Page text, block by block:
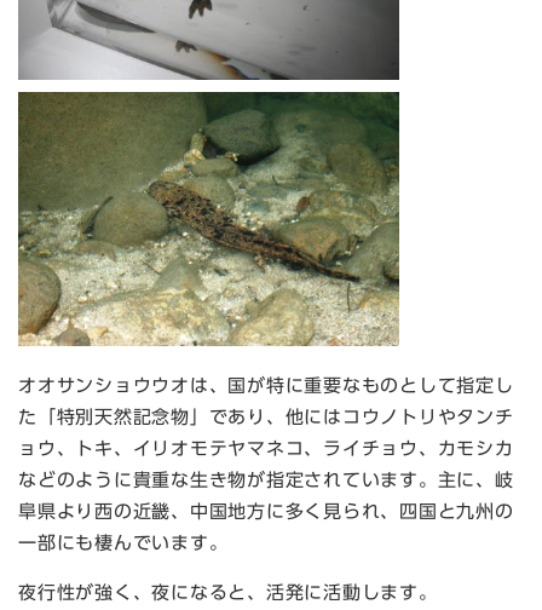
オオサンショウウオは、国が特に重要なものとして指定し
た「特別天然記念物」であり、他にはコウノトリやタンチ
ョウ、トキ、イリオモテヤマネコ、ライチョウ、カモシカ
などのように貴重な生き物が指定されています。主に、岐
阜県より西の近畿、中国地方に多く見られ、四国と九州の
一部にも棲んでいます。
夜行性が強く、夜になると、活発に活動します。